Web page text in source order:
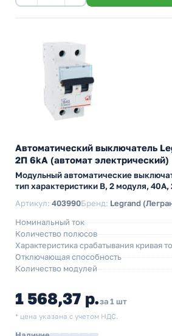
Автоматический выключатель
2П 6kA (автомат электрический)
Модульный автоматические
тип характеристики B, 2 модуля,
Артикул: 403990Бренд: Legrand
Номинальный ток
Количество полюсов
Характеристика срабатывания кривая
Отключающая способность
Количество модулей
1 568,37 р.за 1 шт
* цена указана с учетом НДС.